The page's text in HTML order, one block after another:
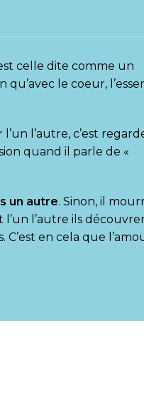
celle dite comme un
le coeur,
l’autre, c’est
quand il parle de «
un autre. Sinon, il
l’un l’autre ils
en cela que